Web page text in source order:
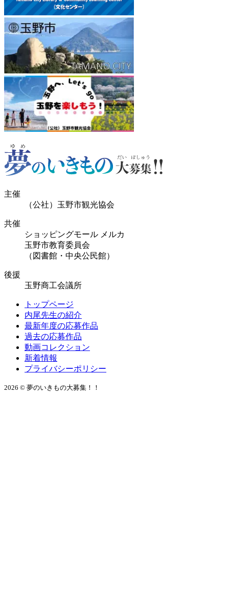
主催
（公社）玉野市観光協会
共催
ショッピングモール メルカ
玉野市教育委員会
（図書館・中央公民館）
後援
玉野商工会議所
トップページ
内尾先生の紹介
最新年度の応募作品
過去の応募作品
動画コレクション
新着情報
プライバシーポリシー
2026 © 夢のいきもの大募集！！